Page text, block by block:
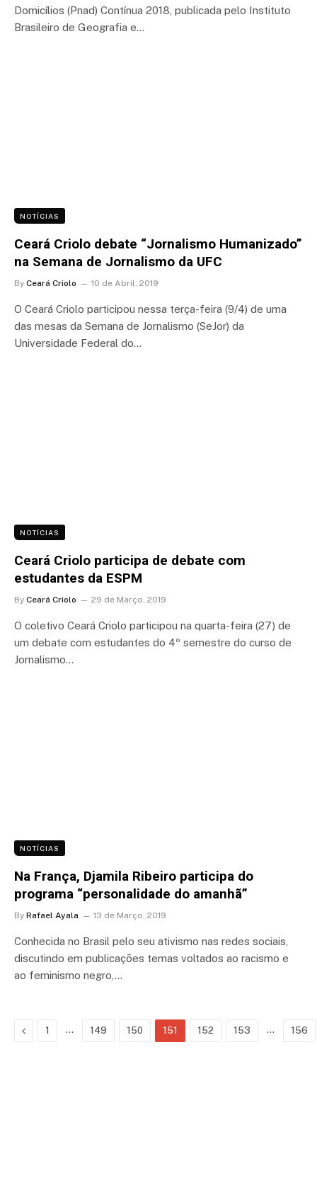
Domicílios (Pnad) Contínua 2018, publicada pelo Instituto
Brasileiro de Geografia e…
NOTÍCIAS
Ceará Criolo debate “Jornalismo Humanizado”
na Semana de Jornalismo da UFC
By Ceará Criolo 10 de Abril, 2019
O Ceará Criolo participou nessa terça-feira (9/4) de uma
das mesas da Semana de Jornalismo (SeJor) da
Universidade Federal do…
NOTÍCIAS
Ceará Criolo participa de debate com
estudantes da ESPM
By Ceará Criolo 29 de Março, 2019
O coletivo Ceará Criolo participou na quarta-feira (27) de
um debate com estudantes do 4º semestre do curso de
Jornalismo…
NOTÍCIAS
Na França, Djamila Ribeiro participa do
programa “personalidade do amanhã”
By Rafael Ayala 13 de Março, 2019
Conhecida no Brasil pelo seu ativismo nas redes sociais,
discutindo em publicações temas voltados ao racismo e
ao feminismo negro,…
Previous
1 … 149 150 151 152 153 … 156